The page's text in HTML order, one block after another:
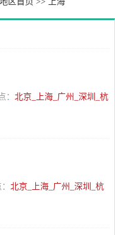
： 北京_上海_广州_深圳_杭
北京_上海_广州_深圳_杭